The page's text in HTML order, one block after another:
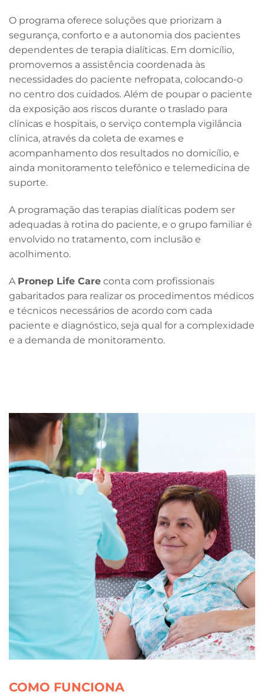
O programa oferece soluções que priorizam a
segurança, conforto e a autonomia dos pacientes
dependentes de terapia dialíticas. Em domicílio,
promovemos a assistência coordenada às
necessidades do paciente nefropata, colocando-o
no centro dos cuidados. Além de poupar o paciente
da exposição aos riscos durante o traslado para
clínicas e hospitais, o serviço contempla vigilância
clínica, através da coleta de exames e
acompanhamento dos resultados no domicílio, e
ainda monitoramento telefônico e telemedicina de
suporte.
A programação das terapias dialíticas podem ser
adequadas à rotina do paciente, e o grupo familiar é
envolvido no tratamento, com inclusão e
acolhimento.
A Pronep Life Care conta com profissionais
gabaritados para realizar os procedimentos médicos
e técnicos necessários de acordo com cada
paciente e diagnóstico, seja qual for a complexidade
e a demanda de monitoramento.
COMO FUNCIONA